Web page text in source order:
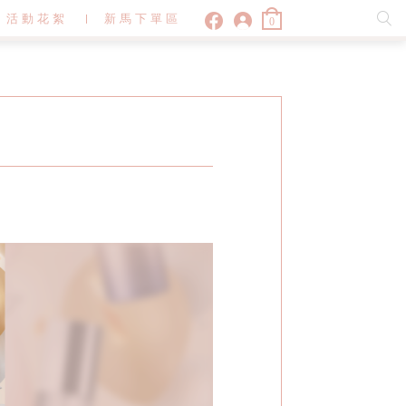
活動花絮 新馬下單區 0